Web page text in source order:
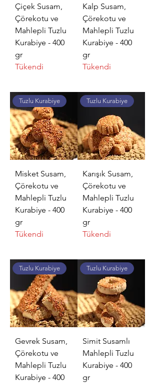
Çiçek Susam,
Çörekotu ve
Mahlepli Tuzlu
Kurabiye - 400
gr
Tükendi
Kalp Susam,
Çörekotu ve
Mahlepli Tuzlu
Kurabiye - 400
gr
Tükendi
Tuzlu Kurabiye
Misket Susam,
Çörekotu ve
Mahlepli Tuzlu
Kurabiye - 400
gr
Tükendi
Tuzlu Kurabiye
Karışık Susam,
Çörekotu ve
Mahlepli Tuzlu
Kurabiye - 400
gr
Tükendi
Tuzlu Kurabiye
Gevrek Susam,
Çörekotu ve
Mahlepli Tuzlu
Kurabiye - 400
Tuzlu Kurabiye
Simit Susamlı
Mahlepli Tuzlu
Kurabiye - 400
gr